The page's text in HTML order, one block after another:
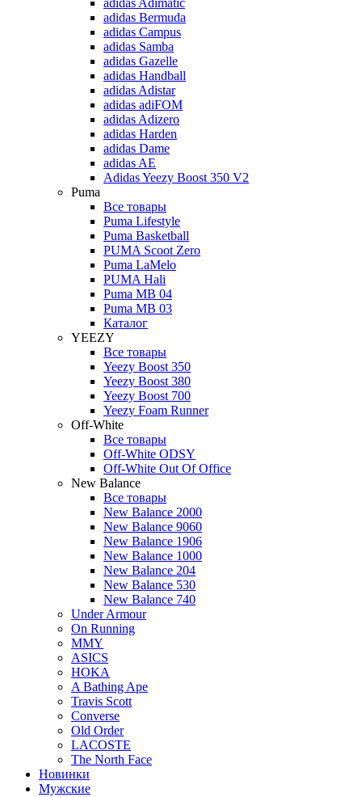
adidas Adimatic
adidas Bermuda
adidas Campus
adidas Samba
adidas Gazelle
adidas Handball
adidas Adistar
adidas adiFOM
adidas Adizero
adidas Harden
adidas Dame
adidas AE
Adidas Yeezy Boost 350 V2
Puma
Все товары
Puma Lifestyle
Puma Basketball
PUMA Scoot Zero
Puma LaMelo
PUMA Hali
Puma MB 04
Puma MB 03
Каталог
YEEZY
Все товары
Yeezy Boost 350
Yeezy Boost 380
Yeezy Boost 700
Yeezy Foam Runner
Off-White
Все товары
Off-White ODSY
Off-White Out Of Office
New Balance
Все товары
New Balance 2000
New Balance 9060
New Balance 1906
New Balance 1000
New Balance 204
New Balance 530
New Balance 740
Under Armour
On Running
MMY
ASICS
HOKA
A Bathing Ape
Travis Scott
Converse
Old Order
LACOSTE
The North Face
Новинки
Мужские